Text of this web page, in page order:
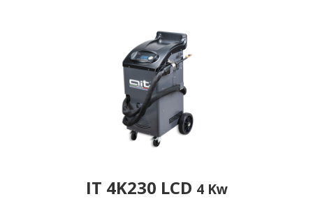
IT 4K230 LCD 4 Kw